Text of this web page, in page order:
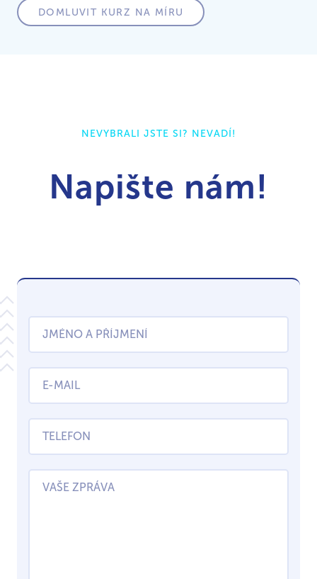
DOMLUVIT KURZ NA MÍRU
NEVYBRALI JSTE SI? NEVADÍ!
Napište nám!